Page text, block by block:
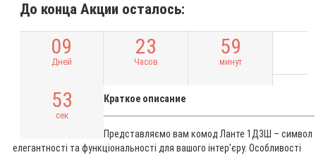
До конца Акции осталось:
09
Дней
23
Часов
59
минут
52
сек
Краткое описание
Представляємо вам комод Ланте 1Д3Ш – символ
елегантності та функціональності для вашого інтер’єру. Особливості